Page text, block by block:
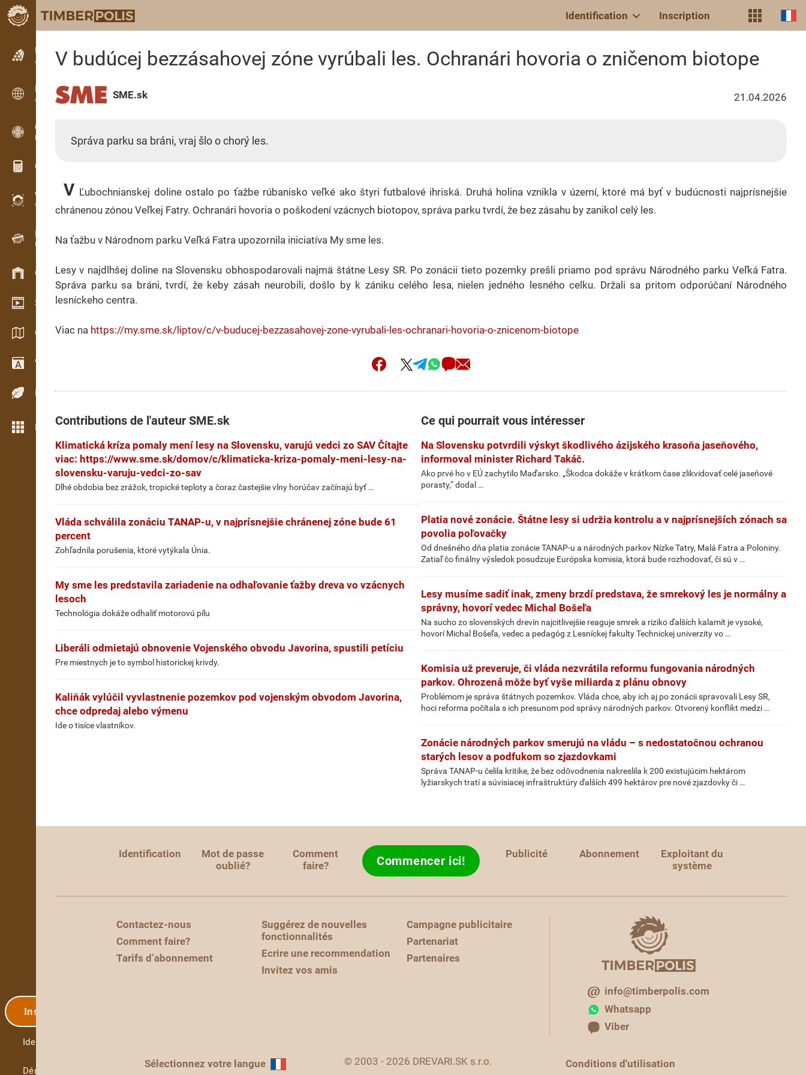
Identification Inscription
Petites annonces
Annonces texte
Petites annonces
Annonces internationales
OPTI-TIMB
Plans de débit
Calculateurs pour le bois
WoodProfi
Volume de bois avec IA
Enregistreur
Inventaire du bois sur le terrain
Gestion du stock
Schowroom vidéo
Catalogues / Brochures
Vocabulaire
Espèces de bois
Plus de fonctions
Inscription
Identification
Démo
V budúcej bezzásahovej zóne vyrúbali les. Ochranári hovoria o zničenom biotope
SME.sk 21.04.2026
Správa parku sa bráni, vraj šlo o chorý les.
V Ľubochnianskej doline ostalo po ťažbe rúbanisko veľké ako štyri futbalové ihriská. Druhá holina vznikla v území, ktoré má byť v budúcnosti najprísnejšie
chránenou zónou Veľkej Fatry. Ochranári hovoria o poškodení vzácnych biotopov, správa parku tvrdí, že bez zásahu by zanikol celý les.
Na ťažbu v Národnom parku Veľká Fatra upozornila iniciatíva My sme les.
Lesy v najdlhšej doline na Slovensku obhospodarovali najmä štátne Lesy SR. Po zonácii tieto pozemky prešli priamo pod správu Národného parku Veľká Fatra.
Správa parku sa bráni, tvrdí, že keby zásah neurobili, došlo by k zániku celého lesa, nielen jedného lesného celku. Držali sa pritom odporúčaní Národného
lesníckeho centra.
Viac na https://my.sme.sk/liptov/c/v-buducej-bezzasahovej-zone-vyrubali-les-ochranari-hovoria-o-znicenom-biotope
Contributions de l'auteur SME.sk
Klimatická kríza pomaly mení lesy na Slovensku, varujú vedci zo SAV Čítajte
viac: https://www.sme.sk/domov/c/klimaticka-kriza-pomaly-meni-lesy-na-
slovensku-varuju-vedci-zo-sav
Dlhé obdobia bez zrážok, tropické teploty a čoraz častejšie vlny horúčav začínajú byť …
Vláda schválila zonáciu TANAP-u, v najprísnejšie chránenej zóne bude 61
percent
Zohľadnila porušenia, ktoré vytýkala Únia.
My sme les predstavila zariadenie na odhaľovanie ťažby dreva vo vzácnych
lesoch
Technológia dokáže odhaliť motorovú pílu
Liberáli odmietajú obnovenie Vojenského obvodu Javorina, spustili petíciu
Pre miestnych je to symbol historickej krivdy.
Kaliňák vylúčil vyvlastnenie pozemkov pod vojenským obvodom Javorina,
chce odpredaj alebo výmenu
Ide o tisíce vlastníkov.
Ce qui pourrait vous intéresser
Na Slovensku potvrdili výskyt škodlivého ázijského krasoňa jaseňového,
informoval minister Richard Takáč.
Ako prvé ho v EÚ zachytilo Maďarsko. „Škodca dokáže v krátkom čase zlikvidovať celé jaseňové
porasty,“ dodal …
Platia nové zonácie. Štátne lesy si udržia kontrolu a v najprísnejších zónach sa
povolia poľovačky
Od dnešného dňa platia zonácie TANAP-u a národných parkov Nízke Tatry, Malá Fatra a Poloniny.
Zatiaľ čo finálny výsledok posudzuje Európska komisia, ktorá bude rozhodovať, či sú v …
Lesy musíme sadiť inak, zmeny brzdí predstava, že smrekový les je normálny a
správny, hovorí vedec Michal Bošeľa
Na sucho zo slovenských drevín najcitlivejšie reaguje smrek a riziko ďalších kalamít je vysoké,
hovorí Michal Bošeľa, vedec a pedagóg z Lesníckej fakulty Technickej univerzity vo …
Komisia už preveruje, či vláda nezvrátila reformu fungovania národných
parkov. Ohrozená môže byť vyše miliarda z plánu obnovy
Problémom je správa štátnych pozemkov. Vláda chce, aby ich aj po zonácii spravovali Lesy SR,
hoci reforma počítala s ich presunom pod správy národných parkov. Otvorený konflikt medzi …
Zonácie národných parkov smerujú na vládu – s nedostatočnou ochranou
starých lesov a podfukom so zjazdovkami
Správa TANAP-u čelila kritike, že bez odôvodnenia nakreslila k 200 existujúcim hektárom
lyžiarskych tratí a súvisiacej infraštruktúry ďalších 499 hektárov pre nové zjazdovky či …
Identification
Mot de passe
oublié?
Comment
faire?
Commencer ici! Publicité Abonnement
Exploitant du
système
Contactez-nous
Comment faire?
Tarifs d’abonnement
Suggérez de nouvelles
fonctionnalités
Ecrire une recommendation
Invitez vos amis
Campagne publicitaire
Partenariat
Partenaires
info@timberpolis.com
Whatsapp
Viber
Sélectionnez votre langue © 2003 - 2026 DREVARI.SK s.r.o. Conditions d'utilisation